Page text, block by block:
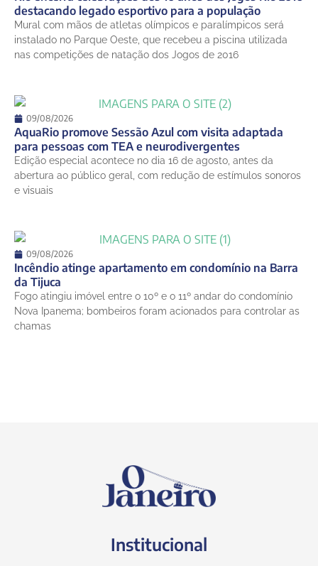
16 de agosto
Domingo 31° 21°
destacando legado esportivo para a população
Mural com mãos de atletas olímpicos e paralímpicos será
instalado no Parque Oeste, que recebeu a piscina utilizada
nas competições de natação dos Jogos de 2016
09/08/2026
AquaRio promove Sessão Azul com visita adaptada
para pessoas com TEA e neurodivergentes
Edição especial acontece no dia 16 de agosto, antes da
abertura ao público geral, com redução de estímulos sonoros
e visuais
09/08/2026
Incêndio atinge apartamento em condomínio na Barra
da Tijuca
Fogo atingiu imóvel entre o 10º e o 11º andar do condomínio
Nova Ipanema; bombeiros foram acionados para controlar as
chamas
Institucional